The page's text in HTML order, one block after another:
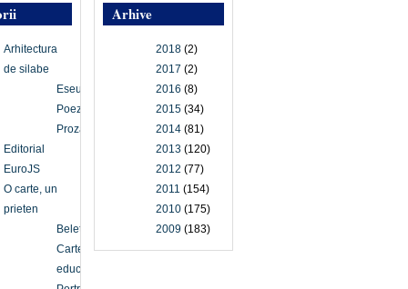
Arhive
2018 (2)
2017 (2)
2016 (8)
2015 (34)
2014 (81)
2013 (120)
2012 (77)
2011 (154)
2010 (175)
2009 (183)
Arhitectura
de silabe
Eseu
Poezie
Proză
Editorial
EuroJS
O carte, un
prieten
Beletristică
Carte
educațională